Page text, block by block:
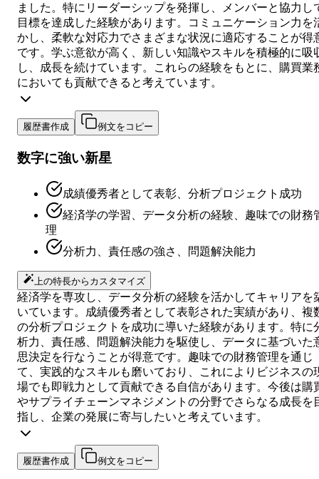
ました。特にリーダーシップを発揮し、メンバーと協力し
目標を達成した経験があります。コミュニケーション力を
かし、柔軟な対応力でさまざまな状況に適応することが得
です。学ぶ意欲が高く、新しい知識やスキルを積極的に吸
し、成長を続けています。これらの経験をもとに、購買業
においても貢献できると考えています。
履歴書作成 例文をコピー
数字に強い新星
成績優秀者として表彰、分析プロジェクト成功
経済学の学習、データ分析の経験、趣味での財務
理
分析力、責任感の強さ、問題解決能力
上の特長からカスタマイズ
経済学を専攻し、データ分析の経験を活かしてキャリアを
いています。成績優秀者として表彰された実績があり、複
の分析プロジェクトを成功に導いた経験があります。特に
析力、責任感、問題解決能力を駆使し、データに基づいた
思決定を行なうことが得意です。趣味での財務管理を通じ
て、実践的なスキルも磨いており、これによりビジネスの
場でも即戦力として貢献できる自信があります。今後は購
やサプライチェーンマネジメントの分野でさらなる成長を
指し、企業の発展に寄与したいと考えています。
履歴書作成 例文をコピー